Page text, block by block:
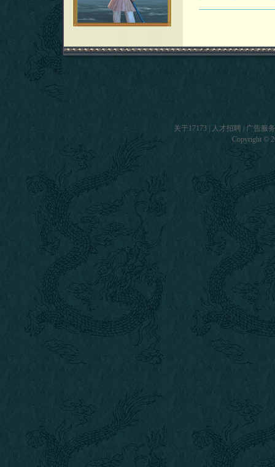
关于17173 人才招聘 广告服务
Copyright ©